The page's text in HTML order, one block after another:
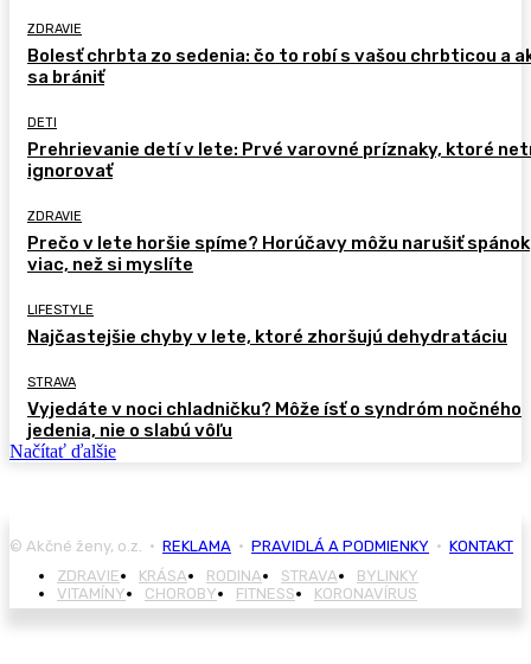
ZDRAVIE
Bolesť chrbta zo sedenia: čo to robí s vašou chrbticou a
sa brániť
DETI
Prehrievanie detí v lete: Prvé varovné príznaky, ktoré
ignorovať
ZDRAVIE
Prečo v lete horšie spíme? Horúčavy môžu narušiť spánok
viac, než si myslíte
LIFESTYLE
Najčastejšie chyby v lete, ktoré zhoršujú dehydratáciu
STRAVA
Vyjedáte v noci chladničku? Môže ísť o syndróm nočného
jedenia, nie o slabú vôľu
Načítať ďalšie
© Akčné ženy, o.z. • REKLAMA • PRAVIDLÁ A PODMIENKY • KONTAKT
ZDRAVIE
KRÁSA RODINA STRAVA
BYLINKY
VITAMÍNY
CHOROBY FITNESS KORONAVÍRUS